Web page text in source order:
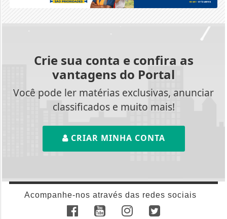
Crie sua conta e confira as
vantagens do Portal
Você pode ler matérias exclusivas, anunciar
classificados e muito mais!
CRIAR MINHA CONTA
Acompanhe-nos através das redes sociais